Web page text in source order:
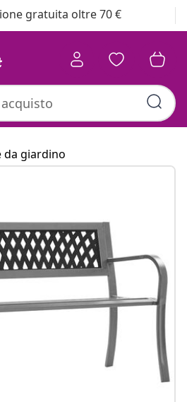
gratuita oltre 70 €
da giardino